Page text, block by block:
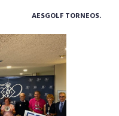
AESGOLF TORNEOS.